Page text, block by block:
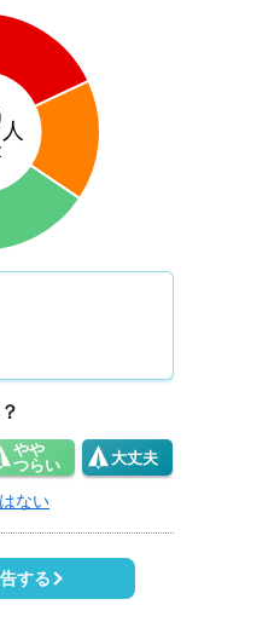
12
15
15
13 12
やや
つらい
大丈夫
ない
する